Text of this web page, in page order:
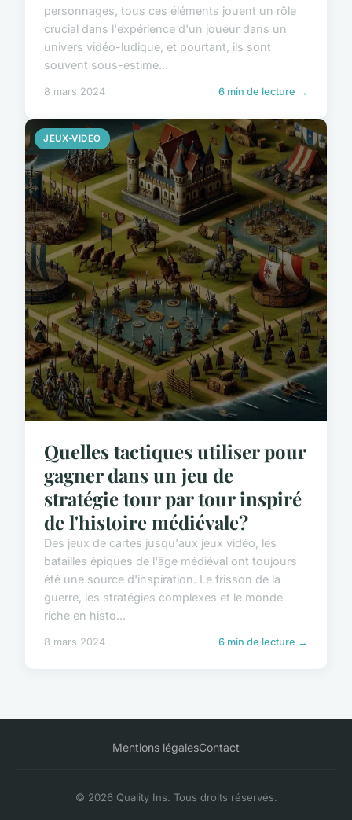
personnages, tous ces éléments jouent un rôle
crucial dans l'expérience d'un joueur dans un
univers vidéo-ludique, et pourtant, ils sont
souvent sous-estimé...
8 mars 2024 6 min de lecture →
JEUX-VIDEO
Quelles tactiques utiliser pour
gagner dans un jeu de
stratégie tour par tour inspiré
de l'histoire médiévale?
Des jeux de cartes jusqu'aux jeux vidéo, les
batailles épiques de l'âge médiéval ont toujours
été une source d'inspiration. Le frisson de la
guerre, les stratégies complexes et le monde
riche en histo...
8 mars 2024 6 min de lecture →
Mentions légalesContact
© 2026 Quality Ins. Tous droits réservés.